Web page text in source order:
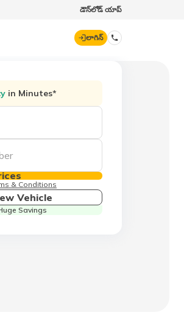
డౌన్‌లోడ్ యాప్
లాగిన్
hello@godigit.com
in Minutes*
& Conditions
Vehicle
Savings